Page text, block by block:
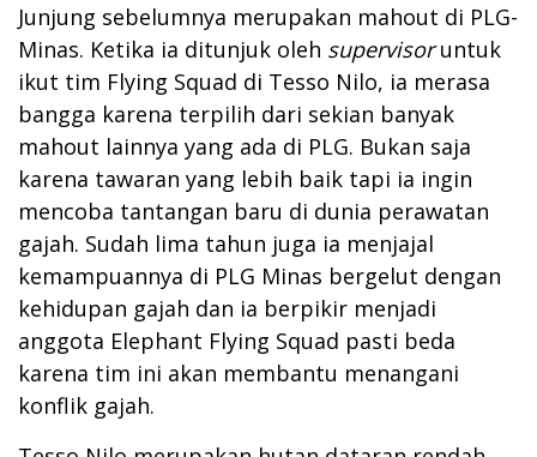
Junjung sebelumnya merupakan mahout di PLG-
Minas. Ketika ia ditunjuk oleh supervisoruntuk
ikut tim Flying Squad di Tesso Nilo, ia merasa
bangga karena terpilih dari sekian banyak
mahout lainnya yang ada di PLG. Bukan saja
karena tawaran yang lebih baik tapi ia ingin
mencoba tantangan baru di dunia perawatan
gajah. Sudah lima tahun juga ia menjajal
kemampuannya di PLG Minas bergelut dengan
kehidupan gajah dan ia berpikir menjadi
anggota Elephant Flying Squad pasti beda
karena tim ini akan membantu menangani
konflik gajah.